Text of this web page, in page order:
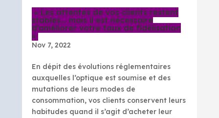
« Les attentes de vos clients restent
stables… mais il est nécessaire
d’améliorer votre taux de fidélisation
»
Nov 7, 2022
En dépit des évolutions réglementaires
auxquelles l’optique est soumise et des
mutations de leurs modes de
consommation, vos clients conservent leurs
habitudes quand il s’agit d’acheter leur